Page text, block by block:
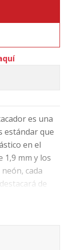
es una
estándar que
en el
1,9 mm y los
cada
de
amarillo